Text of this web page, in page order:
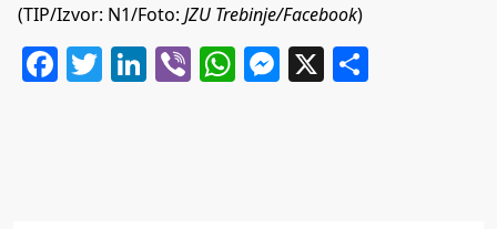
(TIP/Izvor: N1/Foto: JZU Trebinje/Facebook)
Facebook
Twitter
LinkedIn
ViberWhatsApp
Messenger
X